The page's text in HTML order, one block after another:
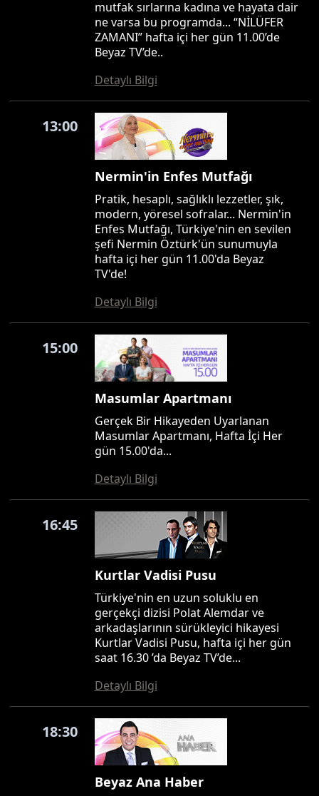
mutfak sırlarına kadına ve hayata dair
ne varsa bu programda... “NİLÜFER
ZAMANI” hafta içi her gün 11.00’de
Beyaz TV’de..
Detaylı Bilgi
13:00
Nermin'in Enfes Mutfağı
Pratik, hesaplı, sağlıklı lezzetler, şık,
modern, yöresel sofralar... Nermin'in
Enfes Mutfağı, Türkiye'nin en sevilen
şefi Nermin Öztürk'ün sunumuyla
hafta içi her gün 11.00'da Beyaz
TV'de!
Detaylı Bilgi
15:00
Masumlar Apartmanı
Gerçek Bir Hikayeden Uyarlanan
Masumlar Apartmanı, Hafta İçi Her
gün 15.00'da...
Detaylı Bilgi
16:45
Kurtlar Vadisi Pusu
Türkiye'nin en uzun soluklu en
gerçekçi dizisi Polat Alemdar ve
arkadaşlarının sürükleyici hikayesi
Kurtlar Vadisi Pusu, hafta içi her gün
saat 16.30 ’da Beyaz TV’de...
Detaylı Bilgi
18:30
Beyaz Ana Haber